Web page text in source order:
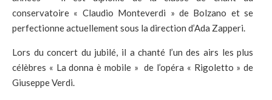
conservatoire « Claudio Monteverdi » de Bolzano et se
perfectionne actuellement sous la direction d’Ada Zapperi.
Lors du concert du jubilé, il a chanté l’un des airs les plus
célèbres « La donna è mobile » de l’opéra « Rigoletto » de
Giuseppe Verdi.